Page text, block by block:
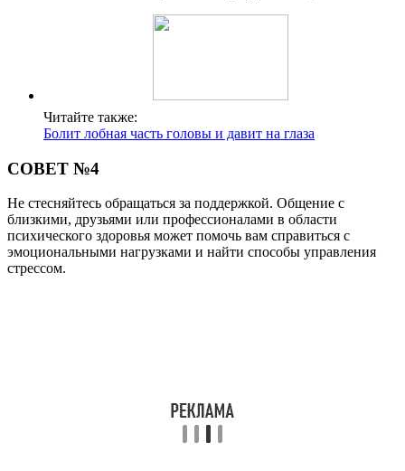
Читайте также:
Болит лобная часть головы и давит на глаза
СОВЕТ №4
Не стесняйтесь обращаться за поддержкой. Общение с
близкими, друзьями или профессионалами в области
психического здоровья может помочь вам справиться с
эмоциональными нагрузками и найти способы управления
стрессом.